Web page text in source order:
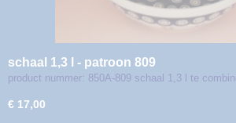
schaal 1,3 l - patroon 809
product nummer: 850A-809 schaal 1,3 l te
€ 17,00